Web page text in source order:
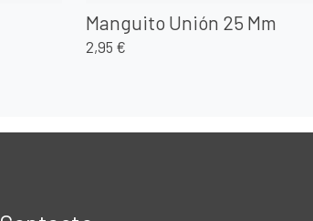
Manguito Unión 25 Mm
2,95 €